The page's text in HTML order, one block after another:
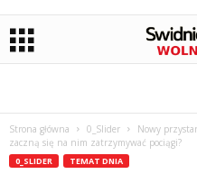
Strona główna 0_Slider
Nowy
zaczną się na nim zatrzymywać pociągi?
0_SLIDER TEMAT DNIA